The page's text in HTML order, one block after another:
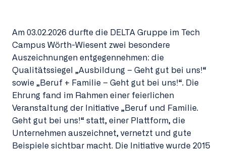
Am 03.02.2026 durfte die DELTA Gruppe im Tech
Campus Wörth-Wiesent zwei besondere
Auszeichnungen entgegennehmen: die
Qualitätssiegel „Ausbildung – Geht gut bei uns!“
sowie „Beruf + Familie – Geht gut bei uns!“. Die
Ehrung fand im Rahmen einer feierlichen
Veranstaltung der Initiative „Beruf und Familie.
Geht gut bei uns!“ statt, einer Plattform, die
Unternehmen auszeichnet, vernetzt und gute
Beispiele sichtbar macht. Die Initiative wurde 2015